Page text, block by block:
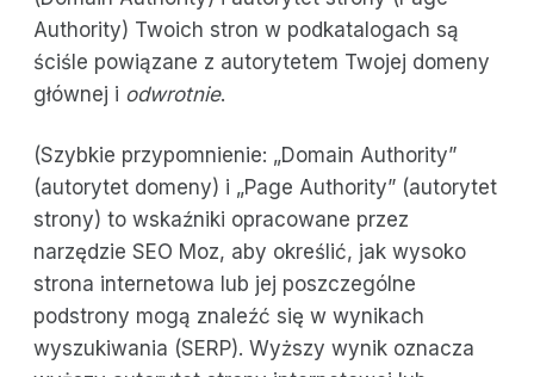
Authority) Twoich stron w podkatalogach są
ściśle powiązane z autorytetem Twojej domeny
głównej i odwrotnie.
(Szybkie przypomnienie: „Domain Authority”
(autorytet domeny) i „Page Authority” (autorytet
strony) to wskaźniki opracowane przez
narzędzie SEO Moz, aby określić, jak wysoko
strona internetowa lub jej poszczególne
podstrony mogą znaleźć się w wynikach
wyszukiwania (SERP). Wyższy wynik oznacza